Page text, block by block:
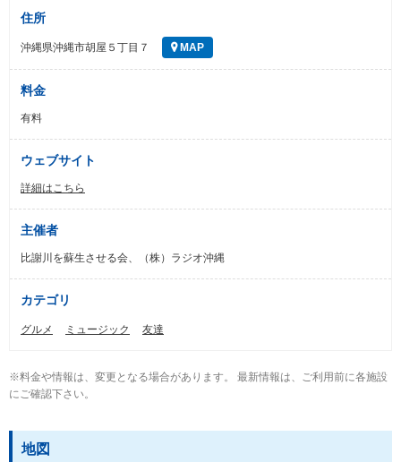
住所
沖縄県沖縄市胡屋５丁目７ MAP
料金
有料
ウェブサイト
詳細はこちら
主催者
比謝川を蘇生させる会、（株）ラジオ沖縄
カテゴリ
グルメ ミュージック 友達
※料金や情報は、変更となる場合があります。 最新情報は、ご利用前に各施設
にご確認下さい。
地図